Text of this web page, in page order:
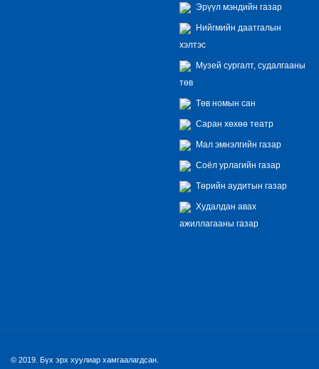
Эрүүл мэндийн газар
Нийгмийн даатгалын
хэлтэс
Музей сургалт, судалгааны
төв
Төв номын сан
Саран хөхөө театр
Мал эмнэлгийн газар
Соёл урлагийн газар
Төрийн аудитын газар
Худалдан авах
ажиллагааны газар
© 2019. Бүх эрх хуулиар хамгаалагдсан.